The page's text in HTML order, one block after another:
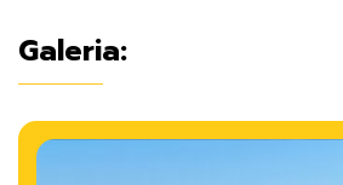
Galeria: